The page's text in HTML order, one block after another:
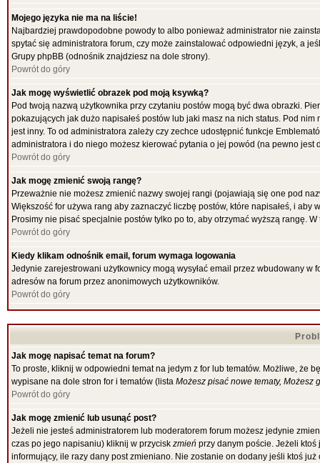
Mojego języka nie ma na liście!
Najbardziej prawdopodobne powody to albo ponieważ administrator nie
spytać się administratora forum, czy może zainstalować odpowiedni język, a
Grupy phpBB (odnośnik znajdziesz na dole strony).
Powrót do góry
Jak mogę wyświetlić obrazek pod moją ksywką?
Pod twoją nazwą użytkownika przy czytaniu postów mogą być dwa obrazki.
pokazujących jak dużo napisałeś postów lub jaki masz na nich status. Pod
jest inny. To od administratora zależy czy zechce udostępnić funkcje
administratora i do niego możesz kierować pytania o jej powód (na pewno jest
Powrót do góry
Jak mogę zmienić swoją rangę?
Przeważnie nie możesz zmienić nazwy swojej rangi (pojawiają się one pod
Większość for używa rang aby zaznaczyć liczbę postów, które napisałeś, i
Prosimy nie pisać specjalnie postów tylko po to, aby otrzymać wyższą rangę.
Powrót do góry
Kiedy klikam odnośnik email, forum wymaga logowania
Jedynie zarejestrowani użytkownicy mogą wysyłać email przez wbudowany w
adresów na forum przez anonimowych użytkowników.
Powrót do góry
Jak mogę napisać temat na forum?
To proste, kliknij w odpowiedni temat na jedym z for lub tematów. Możliwe, że
wypisane na dole stron for i tematów (lista Możesz pisać nowe tematy, Możesz
Powrót do góry
Jak mogę zmienić lub usunąć post?
Jeżeli nie jesteś administratorem lub moderatorem forum możesz jedynie
czas po jego napisaniu) kliknij w przycisk zmień przy danym poście. Jeżeli
informujący, ile razy dany post zmieniano. Nie zostanie on dodany jeśli ktoś